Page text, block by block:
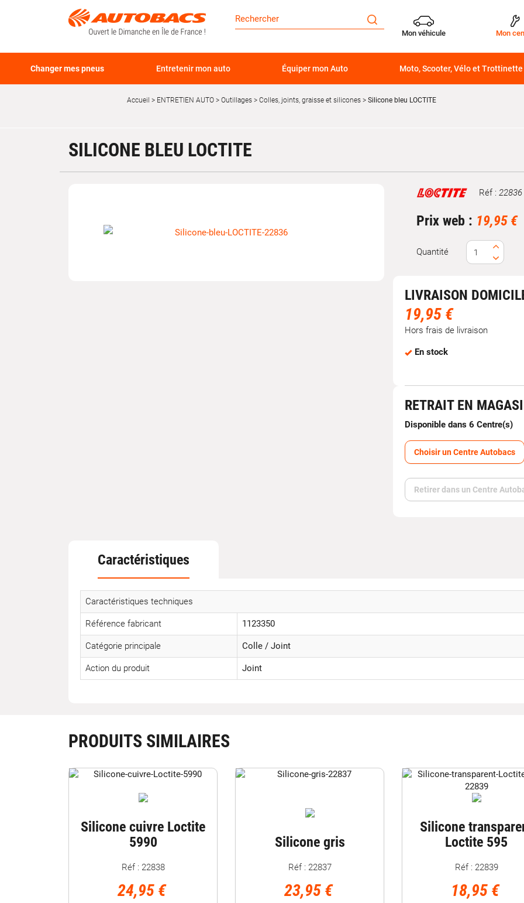
Mon véhicule Mon
Changer mes pneus Entretenir mon auto Équiper mon Auto Moto, Scooter, Vélo et Trottinette
Accueil ENTRETIEN AUTO Outillages Colles, joints, graisse et silicones Silicone bleu LOCTITE
SILICONE BLEU LOCTITE
Marque Réf : 22836
Prix web : 19,95 €
Quantité
LIVRAISON
19,95 €
Hors frais de livraison
En stock
RETRAIT EN
Disponible dans 6 Centre(s)
Choisir un Centre Autobacs
Retirer dans un Centre
Caractéristiques
Caractéristiques techniques
Référence fabricant 1123350
Catégorie principale Colle / Joint
Action du produit Joint
PRODUITS SIMILAIRES
Silicone cuivre Loctite
5990
Réf : 22838
24,95 €
Silicone gris
Réf : 22837
23,95 €
Silicone
Loctite 595
Réf : 22839
18,95 €